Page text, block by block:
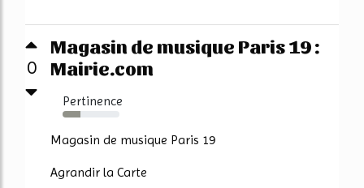
0
Magasin de musique Paris 19 :
Mairie.com
Pertinence
32%
Magasin de musique Paris 19
Agrandir la Carte